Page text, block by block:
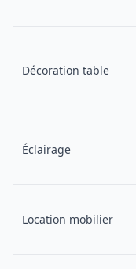
Décoration table
Éclairage
Location mobilier